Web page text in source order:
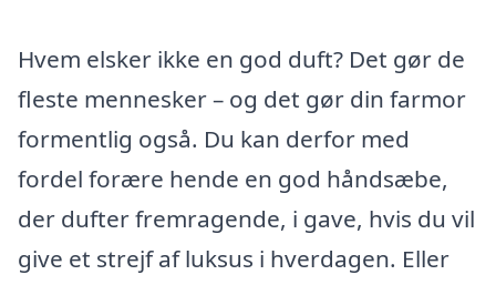
Hvem elsker ikke en god duft? Det gør de
fleste mennesker – og det gør din farmor
formentlig også. Du kan derfor med
fordel forære hende en god håndsæbe,
der dufter fremragende, i gave, hvis du vil
give et strejf af luksus i hverdagen. Eller